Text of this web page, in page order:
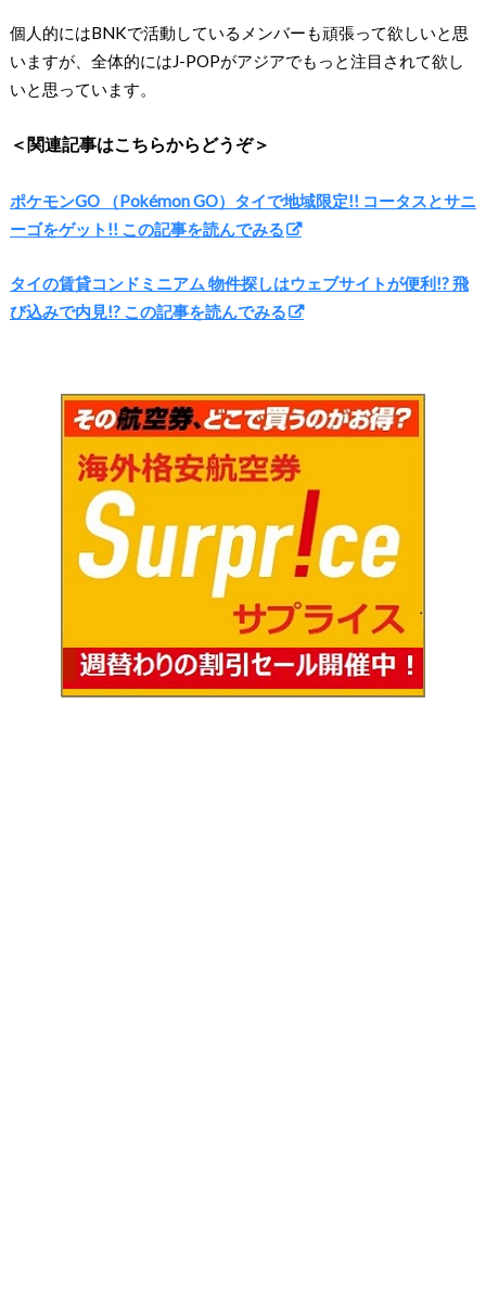
個人的にはBNKで活動しているメンバーも頑張って欲しいと思
いますが、全体的にはJ-POPがアジアでもっと注目されて欲し
いと思っています。
＜関連記事はこちらからどうぞ＞
ポケモンGO （Pokémon GO）タイで地域限定!! コータスとサニ
ーゴをゲット!! この記事を読んでみる
タイの賃貸コンドミニアム 物件探しはウェブサイトが便利!? 飛
び込みで内見!? この記事を読んでみる